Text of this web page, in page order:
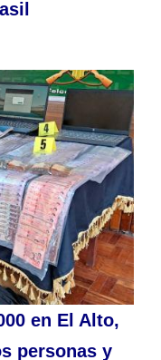
en El Alto,
personas y